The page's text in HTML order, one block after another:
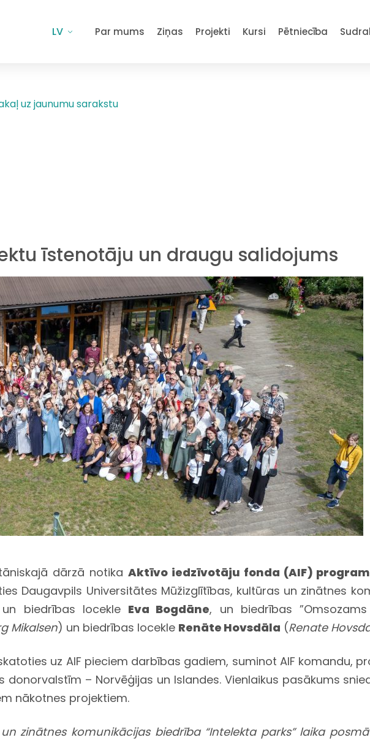
LV Par mums Ziņas Projekti Kursi Pētniecība
uz jaunumu sarakstu
īstenotāju un draugu salidojums
dārzā notika Aktīvo iedzīvotāju fonda (AIF)
Daugavpils Universitātes Mūžizglītības, kultūras un zinātnes
biedrības locekle Eva Bogdāne, un biedrības
Mikalsen) un biedrības locekle Renāte Hovsdāla (Renate
uz AIF pieciem darbības gadiem, suminot AIF komandu,
– Norvēģijas un Islandes. Vienlaikus pasākums
nākotnes projektiem.
zinātnes komunikācijas biedrība “Intelekta parks” laika